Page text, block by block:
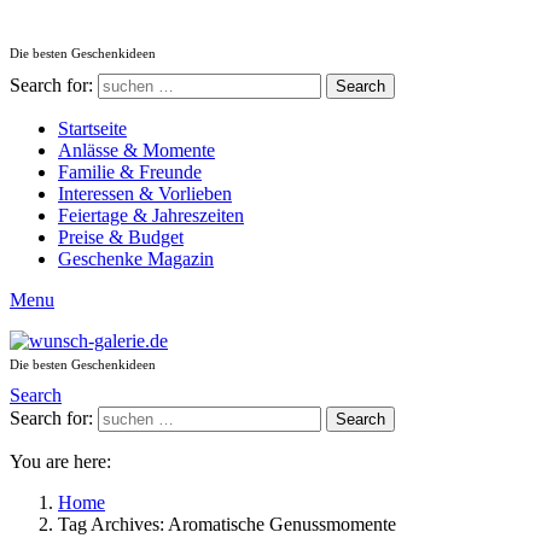
Die besten Geschenkideen
Search for: Search
Startseite
Anlässe & Momente
Familie & Freunde
Interessen & Vorlieben
Feiertage & Jahreszeiten
Preise & Budget
Geschenke Magazin
Menu
Die besten Geschenkideen
Search
Search for:
Search
You are here:
Home
Tag Archives: Aromatische Genussmomente